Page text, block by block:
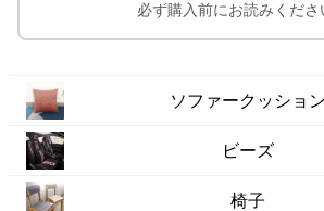
必ず購入前にお読みくださ
ソファークッション
ビーズ
椅子